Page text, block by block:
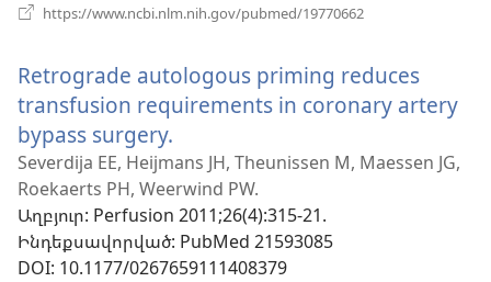
https://www.ncbi.nlm.nih.gov/pubmed/19770662
պատուհան)
Retrograde autologous priming reduces
transfusion requirements in coronary artery
bypass surgery.
է
նոր
պատուհան)
Severdija EE, Heijmans JH, Theunissen M, Maessen JG,
Roekaerts PH, Weerwind PW.
Աղբյուր‎: Perfusion 2011;26(4):315-21.
Ինդեքսավորված‎: PubMed 21593085
DOI‎: 10.1177/0267659111408379